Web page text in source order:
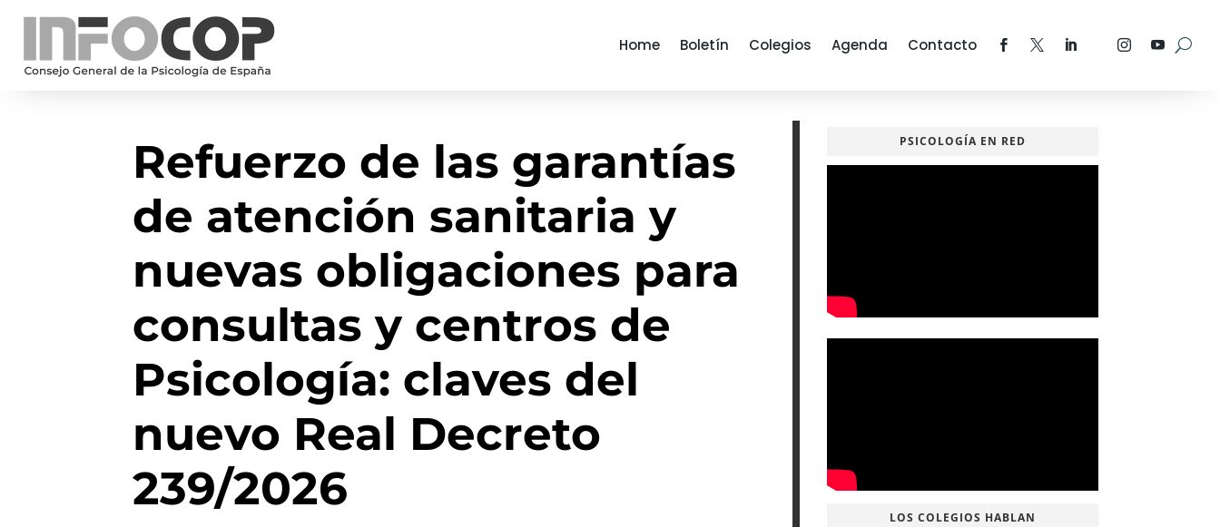
Home Boletín Colegios Agenda Contacto
Refuerzo de las garantías
de atención sanitaria y
nuevas obligaciones para
consultas y centros de
Psicología: claves del
nuevo Real Decreto
239/2026
PSICOLOGÍA EN RED
LOS COLEGIOS HABLAN